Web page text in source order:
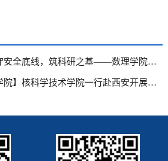
线，筑科研之基——数理学院研究生安全教育大会举行
】核科学技术学院一行赴西安开展调研交流